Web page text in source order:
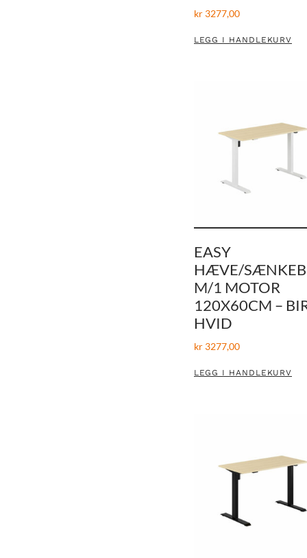
kr3277,00
LEGG I HANDLEKURV
EASY
HÆVE/
M/1 MOTOR
120X60CM –
HVID
kr3277,00
LEGG I HANDLEKURV